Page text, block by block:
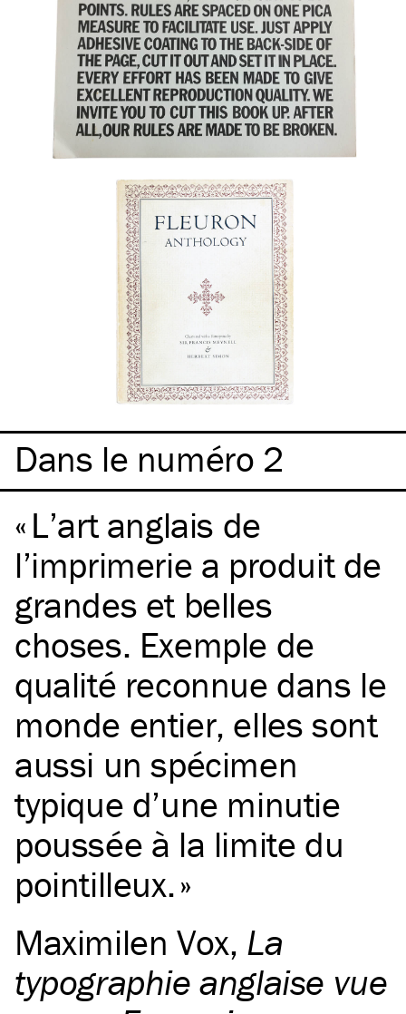
Dans le numéro 2
L’art anglais de
l’imprimerie a produit de
grandes et belles
choses. Exemple de
qualité reconnue dans le
monde entier, elles sont
aussi un spécimen
typique d’une minutie
poussée à la limite du
pointilleux.
Maximilen Vox, La
typographie anglaise vue